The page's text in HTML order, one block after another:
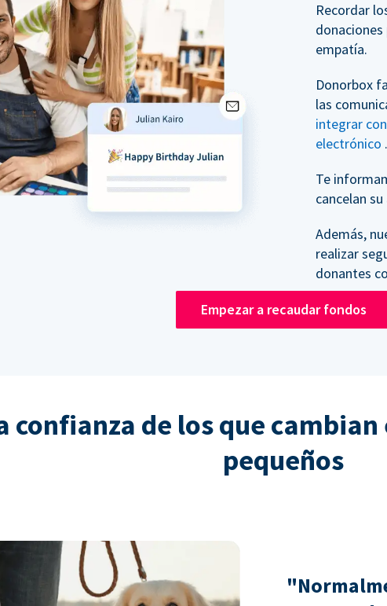
Recordar
empatía.
Donorbox
las
integrar
electrónico .
Te
cancelan
Además,
realizar
donantes
Empezar a recaudar fondos
confianza de los que
pequeños